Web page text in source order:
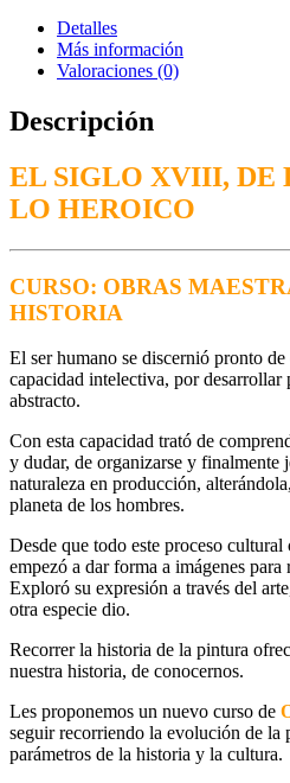
Detalles
Más información
Valoraciones (0)
Descripción
EL SIGLO XVIII, DE
LO HEROICO
CURSO: OBRAS
HISTORIA
El ser humano se discernió pronto de
capacidad intelectiva, por desarrollar
abstracto.
Con esta capacidad trató de
y dudar, de organizarse y finalmente
naturaleza en producción,
planeta de los hombres.
Desde que todo este proceso
empezó a dar forma a imágenes para
Exploró su expresión a través del
otra especie dio.
Recorrer la historia de la pintura
nuestra historia, de conocernos.
Les proponemos un nuevo curso de
seguir recorriendo la evolución de la
parámetros de la historia y la cultura.